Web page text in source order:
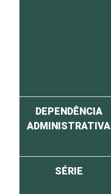
DEPENDÊNCIA
ADMINISTRATIVA
SÉRIE